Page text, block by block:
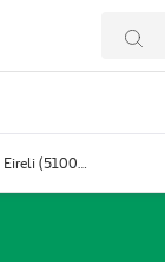
Prestador Mosaicum Espaço Clínico Eireli (51004355-5)